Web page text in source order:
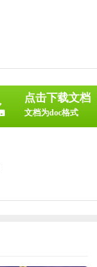
点击下载文档
文档为doc格式